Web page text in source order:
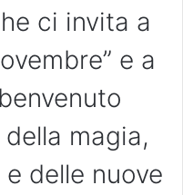
ci invita a
e a
magia,
delle nuove